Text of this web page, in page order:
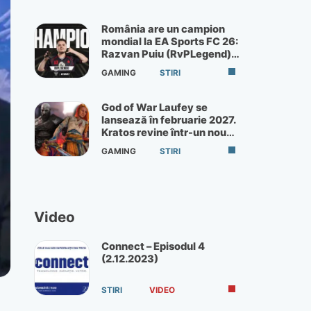
România are un campion
mondial la EA Sports FC 26:
Razvan Puiu (RvPLegend)
câștigă turneul de la Paris
GAMING STIRI
God of War Laufey se
lansează în februarie 2027.
Kratos revine într-un nou
God of War
GAMING STIRI
Video
Connect – Episodul 4
(2.12.2023)
STIRI VIDEO